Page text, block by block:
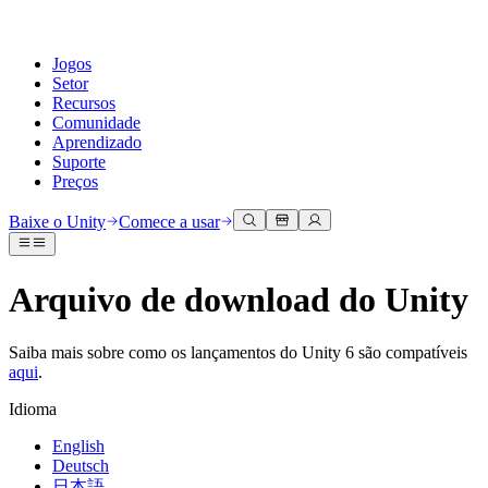
Jogos
Setor
Recursos
Comunidade
Aprendizado
Suporte
Preços
Engine do Unity
Colaboração
Baixe o Unity
Planos e preços
Multiplataforma
Colaboração 3D
Treinamento imersivo
Experiências do cliente
Crie experiências interativas em 3D
Manufatura
Documentação
Manuais do usuário oficiais e referências de API
Versões de lançamento e rastreador de problemas
Roteiro
Revisar recursos futuros
Glossário
Discussões
Discutir, resolver problemas e conectar
Eventos globais e locais
Histórias da comunidade
Made with Unity
Mostrando criadores do Unity
Unity Learn
Treinamento profissional
É iniciante no Unity?
Conceitos básicos
Caminhos Essenciais do Unity
Obter ajuda
Planos de sucesso
Perguntas frequentes
Respostas para perguntas comuns
Entre em contato conosco
Conecte-se com nossa equipe
Baixe o Unity Comece a usar
Arquivo de download do Unity
Saiba mais sobre como os lançamentos do Unity 6 são compatíveis
aqui.
Idioma
English
Deutsch